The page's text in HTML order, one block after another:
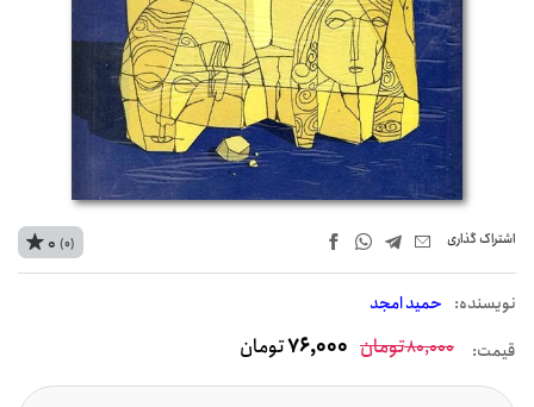
اشتراک‌ گذاری
نويسنده: حمید امجد
0 (0)
قیمت: 80,000تومان 76,000تومان